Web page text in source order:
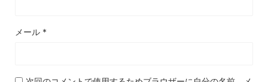
メール *